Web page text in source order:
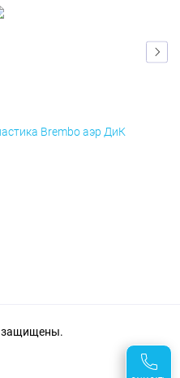
Brembo аэр ДиК
защищены.